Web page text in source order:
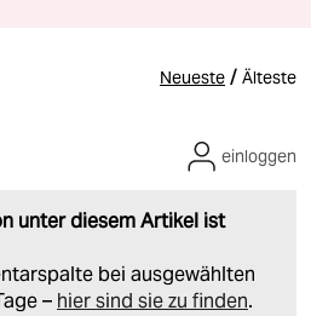
Neueste / Älteste
unter diesem Artikel ist
bei ausgewählten
– hier sind sie zu finden.
einloggen